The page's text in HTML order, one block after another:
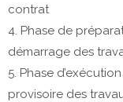
contrat
4. Phase de
démarrage des
5. Phase
provisoire des